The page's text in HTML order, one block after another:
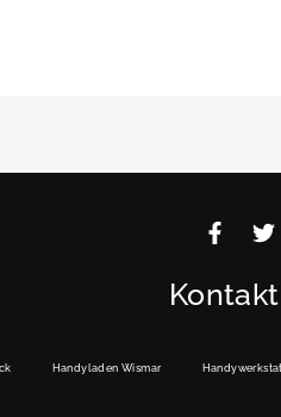
F
a
e
o
T
t
r
Kontakt
Handyladen Wismar